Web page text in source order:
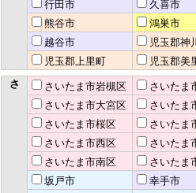
行田市
久喜市
熊谷市
鴻巣市
越谷市
児玉郡神
児玉郡上里町
児玉郡美
さ
さいたま市岩槻区
さいたま
さいたま市大宮区
さいたま
さいたま市桜区
さいたま
さいたま市西区
さいたま
さいたま市南区
さいたま
坂戸市
幸手市